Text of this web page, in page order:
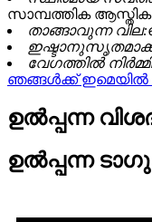
സാമ്പത്തിക
താങ്ങാവുന്ന വില:
വേഗത്തിൽ
ഞങ്ങൾക്ക്
ഉൽപ്പന്ന
ഉൽപ്പന്ന